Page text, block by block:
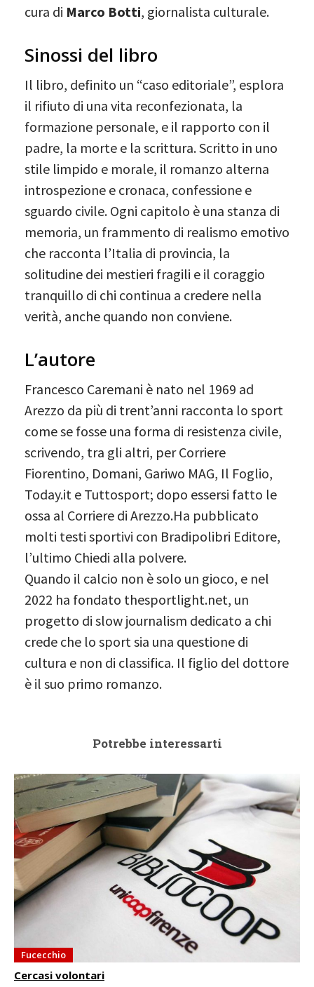
cura di Marco Botti, giornalista culturale.
Sinossi del libro
Il libro, definito un “caso editoriale”, esplora
il rifiuto di una vita reconfezionata, la
formazione personale, e il rapporto con il
padre, la morte e la scrittura. Scritto in uno
stile limpido e morale, il romanzo alterna
introspezione e cronaca, confessione e
sguardo civile. Ogni capitolo è una stanza di
memoria, un frammento di realismo emotivo
che racconta l’Italia di provincia, la
solitudine dei mestieri fragili e il coraggio
tranquillo di chi continua a credere nella
verità, anche quando non conviene.
L’autore
Francesco Caremani è nato nel 1969 ad
Arezzo da più di trent’anni racconta lo sport
come se fosse una forma di resistenza civile,
scrivendo, tra gli altri, per Corriere
Fiorentino, Domani, Gariwo MAG, Il Foglio,
Today.it e Tuttosport; dopo essersi fatto le
ossa al Corriere di Arezzo.Ha pubblicato
molti testi sportivi con Bradipolibri Editore,
l’ultimo Chiedi alla polvere.
Quando il calcio non è solo un gioco, e nel
2022 ha fondato thesportlight.net, un
progetto di slow journalism dedicato a chi
crede che lo sport sia una questione di
cultura e non di classifica. Il figlio del dottore
è il suo primo romanzo.
Potrebbe interessarti
Fucecchio
Cercasi volontari